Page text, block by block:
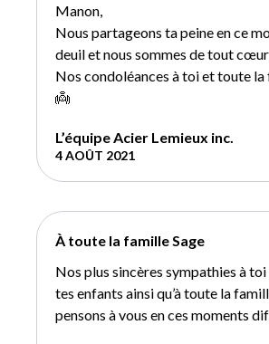
Manon,
Nous partageons ta peine en ce
deuil et nous sommes de tout
Nos condoléances à toi et toute la
👼
L’équipe Acier Lemieux inc.
4 AOÛT 2021
À toute la famille Sage
Nos plus sincères sympathies à
tes enfants ainsi qu’à toute la
pensons à vous en ces moments